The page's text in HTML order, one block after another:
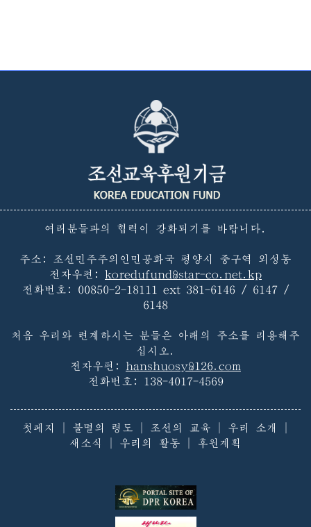
여러분들과의 협력이 강화되기를 바랍니다.
주소: 조선민주주의인민공화국 평양시 중구역 외성동
전자우편: koredufund@star-co.net.kp
전화번호:
00850-2-18111 ext 381-6146 / 6147 /
6148
처음 우리와 련계하시는 분들은 아래의 주소를 리용해주
십시오.
전자우편: hanshuosy@126.com
전화번호: 138-4017-4569
첫페지 불멸의 령도 조선의 교육 우리 소개
새소식
우리의 활동 후원계획